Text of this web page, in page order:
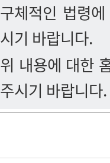
구체적인 법령
시기 바랍니다.
위 내용에 대한
주시기 바랍니다.